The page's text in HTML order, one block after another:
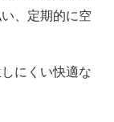
、定期的に空
にくい快適な